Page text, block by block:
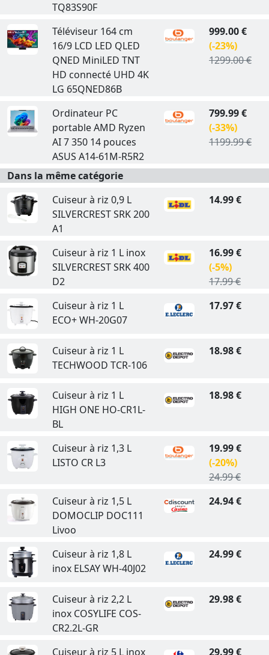
TQ83S90F
Téléviseur 164 cm
16/9 LCD LED QLED
QNED MiniLED TNT
HD connecté UHD 4K
LG 65QNED86B
999.00 €
(-23%)
1299.00 €
Ordinateur PC
portable AMD Ryzen
AI 7 350 14 pouces
ASUS A14-61M-R5R2
799.99 €
(-33%)
1199.99 €
Dans la même catégorie
Cuiseur à riz 0,9 L
SILVERCREST SRK 200
A1
14.99 €
Cuiseur à riz 1 L inox
SILVERCREST SRK 400
D2
16.99 €
(-5%)
17.99 €
Cuiseur à riz 1 L
ECO+ WH-20G07
17.97 €
Cuiseur à riz 1 L
TECHWOOD TCR-106
18.98 €
Cuiseur à riz 1 L
HIGH ONE HO-CR1L-
BL
18.98 €
Cuiseur à riz 1,3 L
LISTO CR L3
19.99 €
(-20%)
24.99 €
Cuiseur à riz 1,5 L
DOMOCLIP DOC111
Livoo
24.94 €
Cuiseur à riz 1,8 L
inox ELSAY WH-40J02
24.99 €
Cuiseur à riz 2,2 L
inox COSYLIFE COS-
CR2.2L-GR
29.98 €
Cuiseur à riz 5 L inox 29.99 €